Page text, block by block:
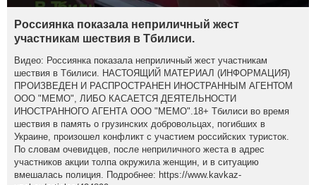
Россиянка показала неприличный жест
участникам шествия в Тбилиси.
Видео: Россиянка показала неприличный жест участникам
шествия в Тбилиси. НАСТОЯЩИЙ МАТЕРИАЛ (ИНФОРМАЦИЯ)
ПРОИЗВЕДЕН И РАСПРОСТРАНЕН ИНОСТРАННЫМ АГЕНТОМ
ООО "МЕМО", ЛИБО КАСАЕТСЯ ДЕЯТЕЛЬНОСТИ
ИНОСТРАННОГО АГЕНТА ООО "МЕМО".18+ Тбилиси во время
шествия в память о грузинских добровольцах, погибших в
Украине, произошел конфликт с участием российских туристок.
По словам очевидцев, после неприличного жеста в адрес
участников акции толпа окружила женщин, и в ситуацию
вмешалась полиция. Подробнее: https://www.kavkaz-